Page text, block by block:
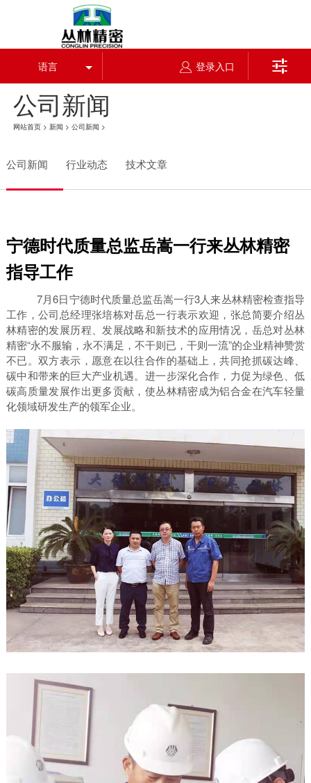

语言 登录入口
公司新闻
网站首页> 新闻 > 公司新闻 >
公司新闻 行业动态 技术文章
宁德时代质量总监岳嵩一行来丛林精密
指导工作
7月6日宁德时代质量总监岳嵩一行3人来丛林精密检查指导
工作，公司总经理张培栋对岳总一行表示欢迎，张总简要介绍丛
林精密的发展历程、发展战略和新技术的应用情况，岳总对丛林
精密“永不服输，永不满足，不干则已，干则一流”的企业精神赞赏
不已。双方表示，愿意在以往合作的基础上，共同抢抓碳达峰、
碳中和带来的巨大产业机遇。进一步深化合作，力促为绿色、低
碳高质量发展作出更多贡献，使丛林精密成为铝合金在汽车轻量
化领域研发生产的领军企业。